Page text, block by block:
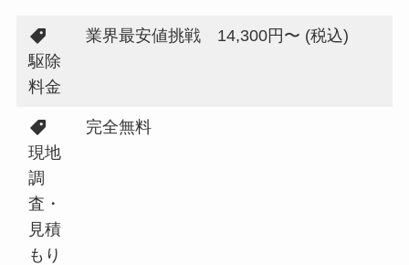
駆除
料金
業界最安値挑戦 14,300円〜 (税込)
現地
調
査・
見積
もり
完全無料